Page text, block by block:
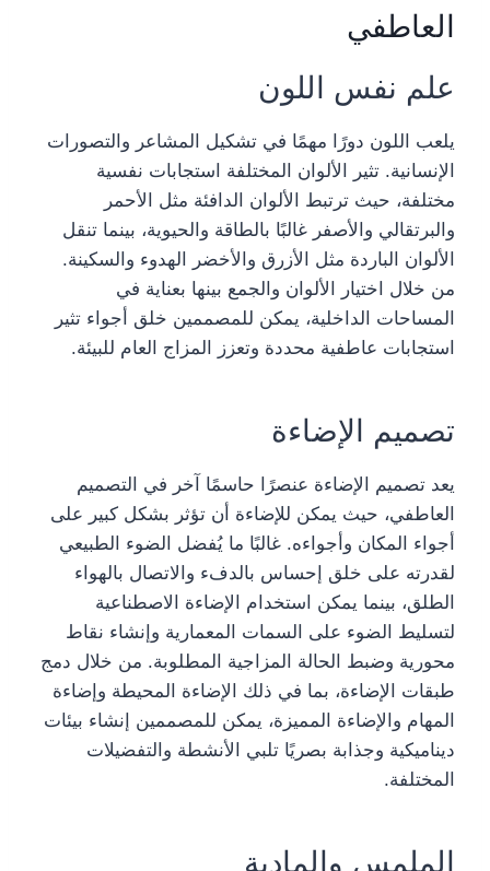
العاطفي
علم نفس اللون
يلعب اللون دورًا مهمًا في تشكيل المشاعر والتصورات
الإنسانية. تثير الألوان المختلفة استجابات نفسية
مختلفة، حيث ترتبط الألوان الدافئة مثل الأحمر
والبرتقالي والأصفر غالبًا بالطاقة والحيوية، بينما تنقل
الألوان الباردة مثل الأزرق والأخضر الهدوء والسكينة.
من خلال اختيار الألوان والجمع بينها بعناية في
المساحات الداخلية، يمكن للمصممين خلق أجواء تثير
استجابات عاطفية محددة وتعزز المزاج العام للبيئة.
تصميم الإضاءة
يعد تصميم الإضاءة عنصرًا حاسمًا آخر في التصميم
العاطفي، حيث يمكن للإضاءة أن تؤثر بشكل كبير على
أجواء المكان وأجواءه. غالبًا ما يُفضل الضوء الطبيعي
لقدرته على خلق إحساس بالدفء والاتصال بالهواء
الطلق، بينما يمكن استخدام الإضاءة الاصطناعية
لتسليط الضوء على السمات المعمارية وإنشاء نقاط
محورية وضبط الحالة المزاجية المطلوبة. من خلال دمج
طبقات الإضاءة، بما في ذلك الإضاءة المحيطة وإضاءة
المهام والإضاءة المميزة، يمكن للمصممين إنشاء بيئات
ديناميكية وجذابة بصريًا تلبي الأنشطة والتفضيلات
المختلفة.
الملمس والمادية